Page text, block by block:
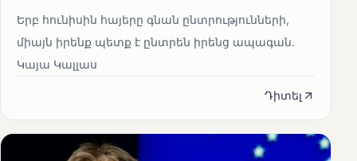
Երբ հունիսին հայերը գնան ընտրությունների,
միայն իրենք պետք է ընտրեն իրենց ապագան.
Կայա Կալլաս
Դիտել